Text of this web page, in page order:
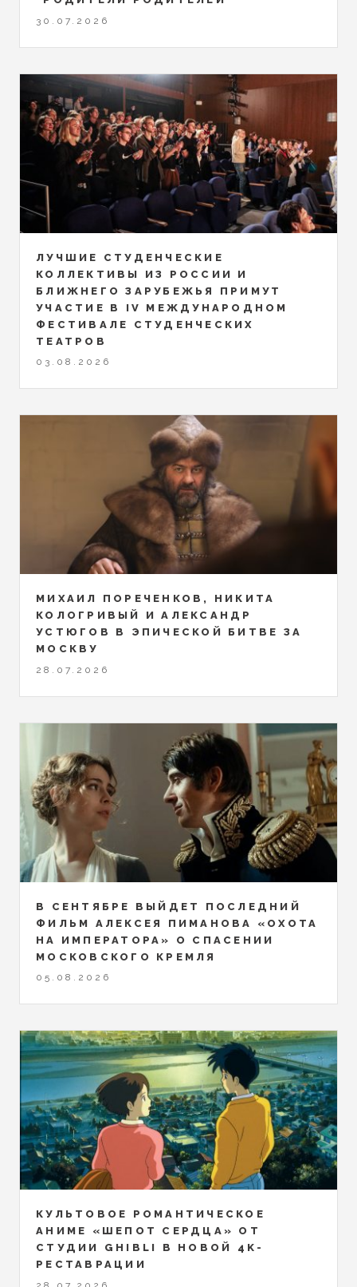
30.07.2026
ЛУЧШИЕ СТУДЕНЧЕСКИЕ
КОЛЛЕКТИВЫ ИЗ РОССИИ И
БЛИЖНЕГО ЗАРУБЕЖЬЯ ПРИМУТ
УЧАСТИЕ В IV МЕЖДУНАРОДНОМ
ФЕСТИВАЛЕ СТУДЕНЧЕСКИХ
ТЕАТРОВ
03.08.2026
МИХАИЛ ПОРЕЧЕНКОВ, НИКИТА
КОЛОГРИВЫЙ И АЛЕКСАНДР
УСТЮГОВ В ЭПИЧЕСКОЙ БИТВЕ ЗА
МОСКВУ
28.07.2026
В СЕНТЯБРЕ ВЫЙДЕТ ПОСЛЕДНИЙ
ФИЛЬМ АЛЕКСЕЯ ПИМАНОВА «ОХОТА
НА ИМПЕРАТОРА» О СПАСЕНИИ
МОСКОВСКОГО КРЕМЛЯ
05.08.2026
КУЛЬТОВОЕ РОМАНТИЧЕСКОЕ
АНИМЕ «ШЕПОТ СЕРДЦА» ОТ
СТУДИИ GHIBLI В НОВОЙ 4K-
РЕСТАВРАЦИИ